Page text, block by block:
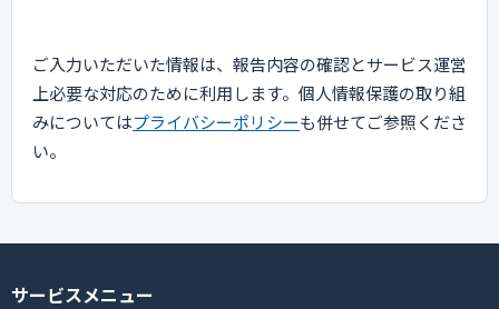
ご入力いただいた情報は、報告内容の確認とサービス運営
上必要な対応のために利用します。個人情報保護の取り組
みについてはプライバシーポリシーも併せてご参照くださ
い。
サービスメニュー